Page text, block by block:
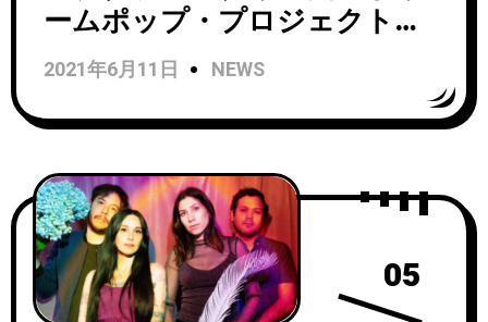
ームポップ・プロジェクト
Ellisが Taylor Swift、Dinosaur
Jr、The Usedの楽曲をカバー
したEP「Bedroom Covers」を
2021年6月11日 NEWS
05